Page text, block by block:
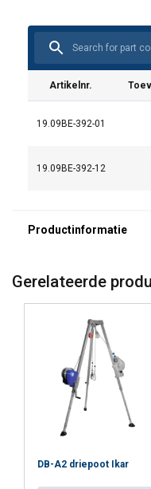
Artikelnr.
19.09BE-392-01
19.09BE-392-12
Gerelateerde
DB-A2 driepoot Ikar